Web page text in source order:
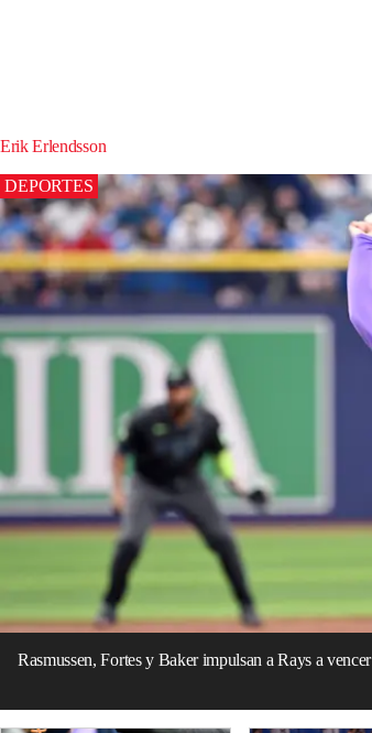
Erik Erlendsson
DEPORTES
Rasmussen, Fortes y Baker impulsan a Rays a